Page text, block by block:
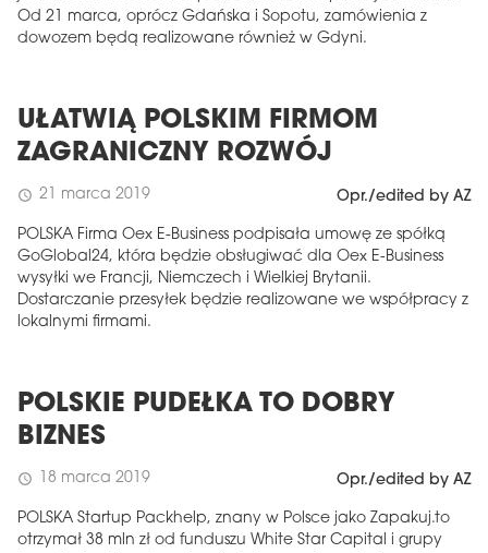
Od 21 marca, oprócz Gdańska i Sopotu, zamówienia z
dowozem będą realizowane również w Gdyni.
UŁATWIĄ POLSKIM FIRMOM
ZAGRANICZNY ROZWÓJ
schedule 21 marca 2019 Opr./edited by AZ
POLSKA Firma Oex E-Business podpisała umowę ze spółką
GoGlobal24, która będzie obsługiwać dla Oex E-Business
wysyłki we Francji, Niemczech i Wielkiej Brytanii.
Dostarczanie przesyłek będzie realizowane we współpracy z
lokalnymi firmami.
POLSKIE PUDEŁKA TO DOBRY
BIZNES
schedule 18 marca 2019 Opr./edited by AZ
POLSKA Startup Packhelp, znany w Polsce jako Zapakuj.to
otrzymał 38 mln zł od funduszu White Star Capital i grupy